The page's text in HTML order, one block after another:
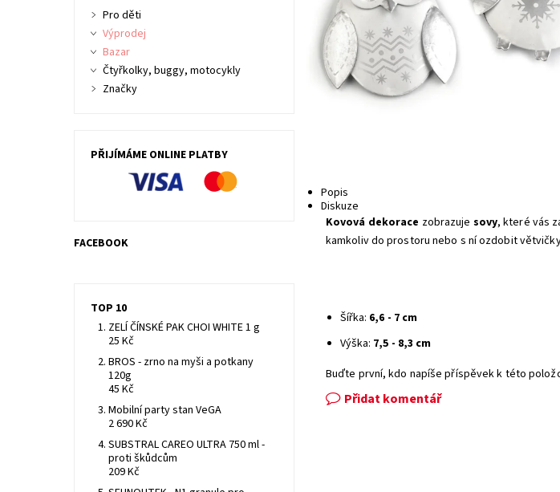
Popis
Diskuze
Kovová dekorace zobrazuje sovy, které vás
kamkoliv do prostoru nebo s ní ozdobit
Šířka: 6,6 - 7 cm
Výška: 7,5 - 8,3 cm
Buďte první, kdo napíše příspěvek k této
Přidat komentář
Pro děti
Výprodej
Bazar
Čtyřkolky, buggy, motocykly
Značky
PŘIJÍMÁME ONLINE PLATBY
FACEBOOK
TOP 10
ZELÍ ČÍNSKÉ PAK CHOI WHITE 1 g
25 Kč
BROS - zrno na myši a potkany
120g
45 Kč
Mobilní party stan VeGA
2 690 Kč
SUBSTRAL CAREO ULTRA 750 ml -
proti škůdcům
209 Kč